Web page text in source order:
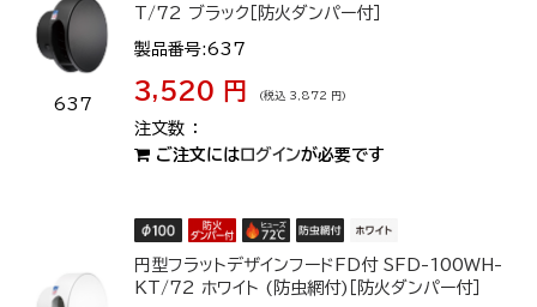
637
T/72 ブラック［防火ダンパー付］
製品番号:637
3,520 円 (税込 3,872 円)
ご注文には ログインが必要です
円型フラットデザインフードFD付 SFD-100WH-
KT/72 ホワイト (防虫網付)［防火ダンパー付］